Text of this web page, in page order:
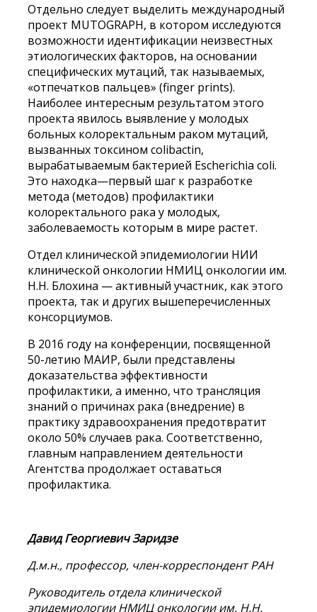
Отдельно следует выделить международный
проект MUTOGRAPH, в котором исследуются
возможности идентификации неизвестных
этиологических факторов, на основании
специфических мутаций, так называемых,
«отпечатков пальцев» (finger prints).
Наиболее интересным результатом этого
проекта явилось выявление у молодых
больных колоректальным раком мутаций,
вызванных токсином colibactin,
вырабатываемым бактерией Escherichia coli.
Это находка—первый шаг к разработке
метода (методов) профилактики
колоректального рака у молодых,
заболеваемость которым в мире растет.
Отдел клинической эпидемиологии НИИ
клинической онкологии НМИЦ онкологии им.
Н.Н. Блохина — активный участник, как этого
проекта, так и других вышеперечисленных
консорциумов.
В 2016 году на конференции, посвященной
50-летию МАИР, были представлены
доказательства эффективности
профилактики, а именно, что трансляция
знаний о причинах рака (внедрение) в
практику здравоохранения предотвратит
около 50% случаев рака. Соответственно,
главным направлением деятельности
Агентства продолжает оставаться
профилактика.
Давид Георгиевич Заридзе
Д.м.н., профессор, член-корреспондент РАН
Руководитель отдела клинической
эпидемиологии НМИЦ онкологии им. Н.Н.